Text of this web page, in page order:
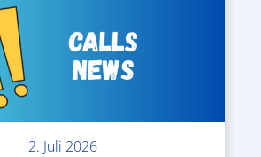
2. Juli 2026